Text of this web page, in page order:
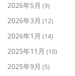
2026年5月 (9)
2026年3月 (12)
2026年1月 (14)
2025年11月 (10)
2025年9月 (5)